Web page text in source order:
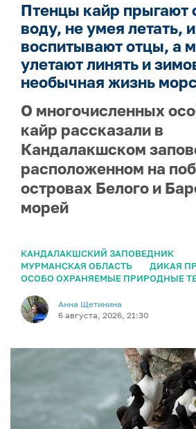
Птенцы кайр прыгают
воду, не умея летать,
воспитывают отцы, а
улетают линять и
необычная жизнь
О многочисленных
кайр рассказали в
Кандалакшском
расположенном на
островах Белого и
морей
КАНДАЛАКШСКИЙ ЗАПОВЕДНИК
МУРМАНСКАЯ ОБЛАСТЬ
ДИКАЯ
ОСОБО ОХРАНЯЕМЫЕ ПРИРОДНЫЕ
Анна Щетинина
6 августа, 2026, 21:30